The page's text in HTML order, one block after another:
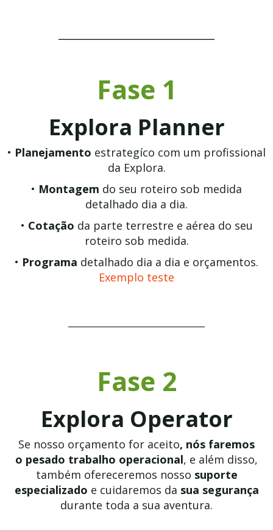
Fase 1
Explora Planner
• Planejamento estrategíco com um profissional
da Explora.
• Montagem do seu roteiro sob medida
detalhado dia a dia.
• Cotação da parte terrestre e aérea do seu
roteiro sob medida.
• Programa detalhado dia a dia e orçamentos.
Exemplo teste
Fase 2
Explora Operator
Se nosso orçamento for aceito, nós faremos
o pesado trabalho operacional, e além disso,
também ofereceremos nosso suporte
especializado e cuidaremos da sua segurança
durante toda a sua aventura.